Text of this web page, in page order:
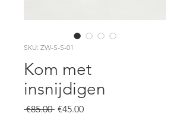
SKU: ZW-S-S-01
Kom met
insnijdigen
€85.00 Regular
€45.00Sale